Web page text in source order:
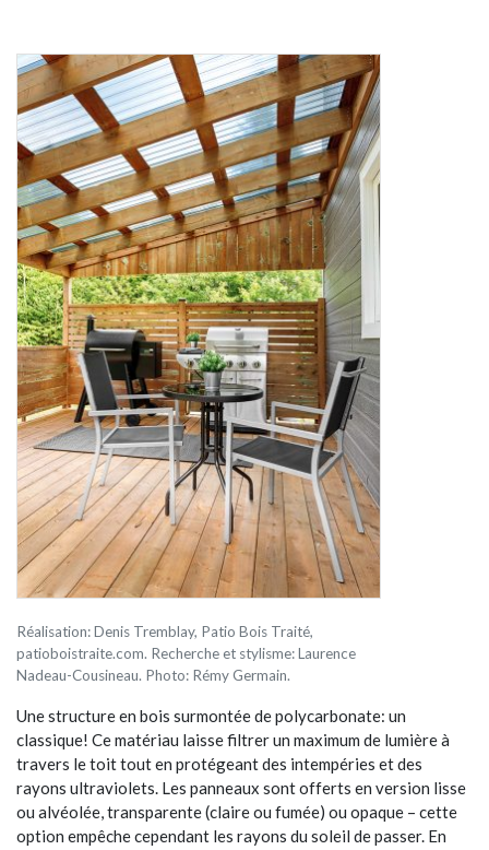
Réalisation: Denis Tremblay, Patio Bois Traité,
patioboistraite.com. Recherche et stylisme: Laurence
Nadeau-Cousineau. Photo: Rémy Germain.
Une structure en bois surmontée de polycarbonate: un
classique! Ce matériau laisse filtrer un maximum de lumière à
travers le toit tout en protégeant des intempéries et des
rayons ultraviolets. Les panneaux sont offerts en version lisse
ou alvéolée, transparente (claire ou fumée) ou opaque – cette
option empêche cependant les rayons du soleil de passer. En